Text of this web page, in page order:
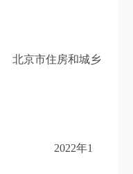
和城乡
2年1